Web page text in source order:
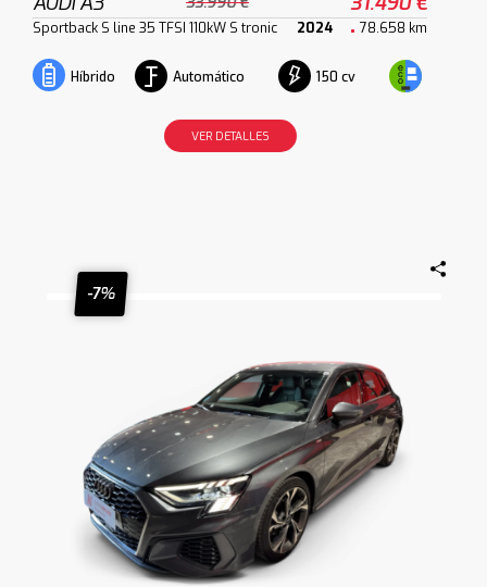
Sportback S line 35 TFSI 110kW S tronic 2024 78.658 km
Híbrido Automático 150 cv
VER DETALLES
-7%